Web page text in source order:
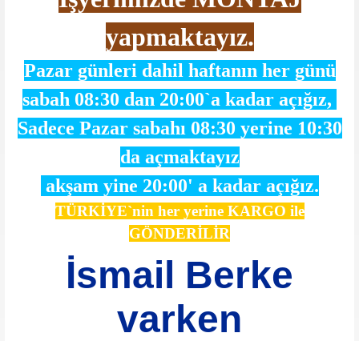
yapmaktayız.
Pazar günleri dahil haftanın her günü
sabah 08:30 dan 20:00`a kadar açığız,
Sadece Pazar sabahı 08:30 yerine 10:30
da açmaktayız
akşam yine 20:00' a kadar açığız.
TÜRKİYE`nin her yerine KARGO ile
GÖNDERİLİR
İsmail Berke
varken